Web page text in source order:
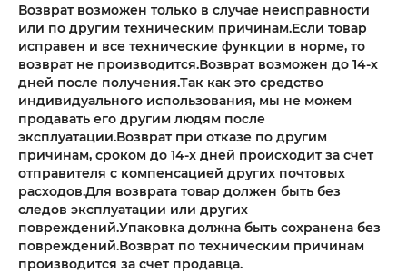
Возврат возможен только в случае неисправности
или по другим техническим причинам.Если товар
исправен и все технические функции в норме, то
возврат не производится.Возврат возможен до 14-х
дней после получения.Так как это средство
индивидуального использования, мы не можем
продавать его другим людям после
эксплуатации.Возврат при отказе по другим
причинам, сроком до 14-х дней происходит за счет
отправителя с компенсацией других почтовых
расходов.Для возврата товар должен быть без
следов эксплуатации или других
повреждений.Упаковка должна быть сохранена без
повреждений.Возврат по техническим причинам
производится за счет продавца.